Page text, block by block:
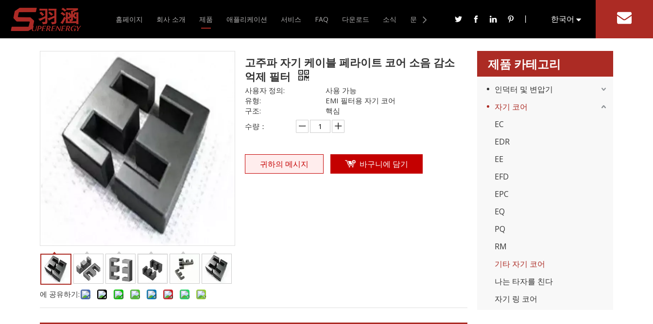
홈페이지 회사 소개 제품
인덕터 및 변압기
애플리케이션 서비스 FAQ 다운로드 소식 문의하기 丨 한국어
English
현재 위치: 홈페이지
에 공유하기:
고주파 자기 케이블 페라이트 코어 소음 감소
억제 필터
사용자 정의:
사용 가능
유형:
EMI 필터용 자기 코어
구조:
핵심
수량：
귀하의 메시지 바구니에 담기
제품 카테고리
인덕터 및 변압기
자기 코어
EC
EDR
EE
EFD
EPC
EQ
PQ
RM
기타 자기 코어
나는 타자를 친다
자기 링 코어
가전제품
스마트폰, 태블릿, 웨어러블 기기 등 가전제품이 확